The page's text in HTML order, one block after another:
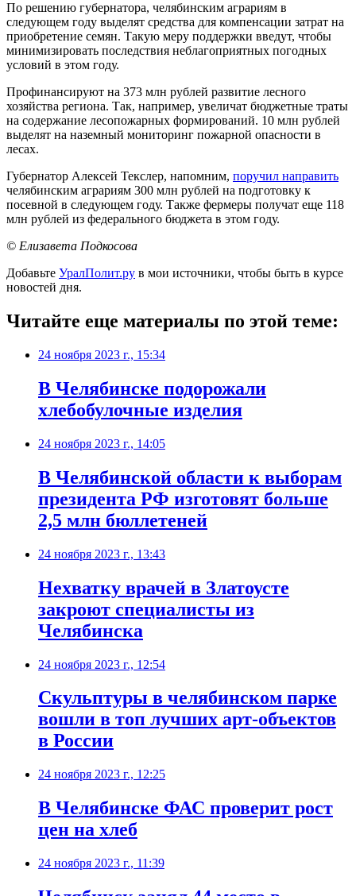
По решению губернатора, челябинским аграриям в
следующем году выделят средства для компенсации затрат на
приобретение семян. Такую меру поддержки введут, чтобы
минимизировать последствия неблагоприятных погодных
условий в этом году.
Профинансируют на 373 млн рублей развитие лесного
хозяйства региона. Так, например, увеличат бюджетные траты
на содержание лесопожарных формирований. 10 млн рублей
выделят на наземный мониторинг пожарной опасности в
лесах.
Губернатор Алексей Текслер, напомним, поручил направить
челябинским аграриям 300 млн рублей на подготовку к
посевной в следующем году. Также фермеры получат еще 118
млн рублей из федерального бюджета в этом году.
© Елизавета Подкосова
Добавьте УралПолит.ру в мои источники, чтобы быть в курсе
новостей дня.
Читайте еще материалы по этой теме:
24 ноября 2023 г., 15:34
В Челябинске подорожали
хлебобулочные изделия
24 ноября 2023 г., 14:05
В Челябинской области к выборам
президента РФ изготовят больше
2,5 млн бюллетеней
24 ноября 2023 г., 13:43
Нехватку врачей в Златоусте
закроют специалисты из
Челябинска
24 ноября 2023 г., 12:54
Скульптуры в челябинском парке
вошли в топ лучших арт-объектов
в России
24 ноября 2023 г., 12:25
В Челябинске ФАС проверит рост
цен на хлеб
24 ноября 2023 г., 11:39